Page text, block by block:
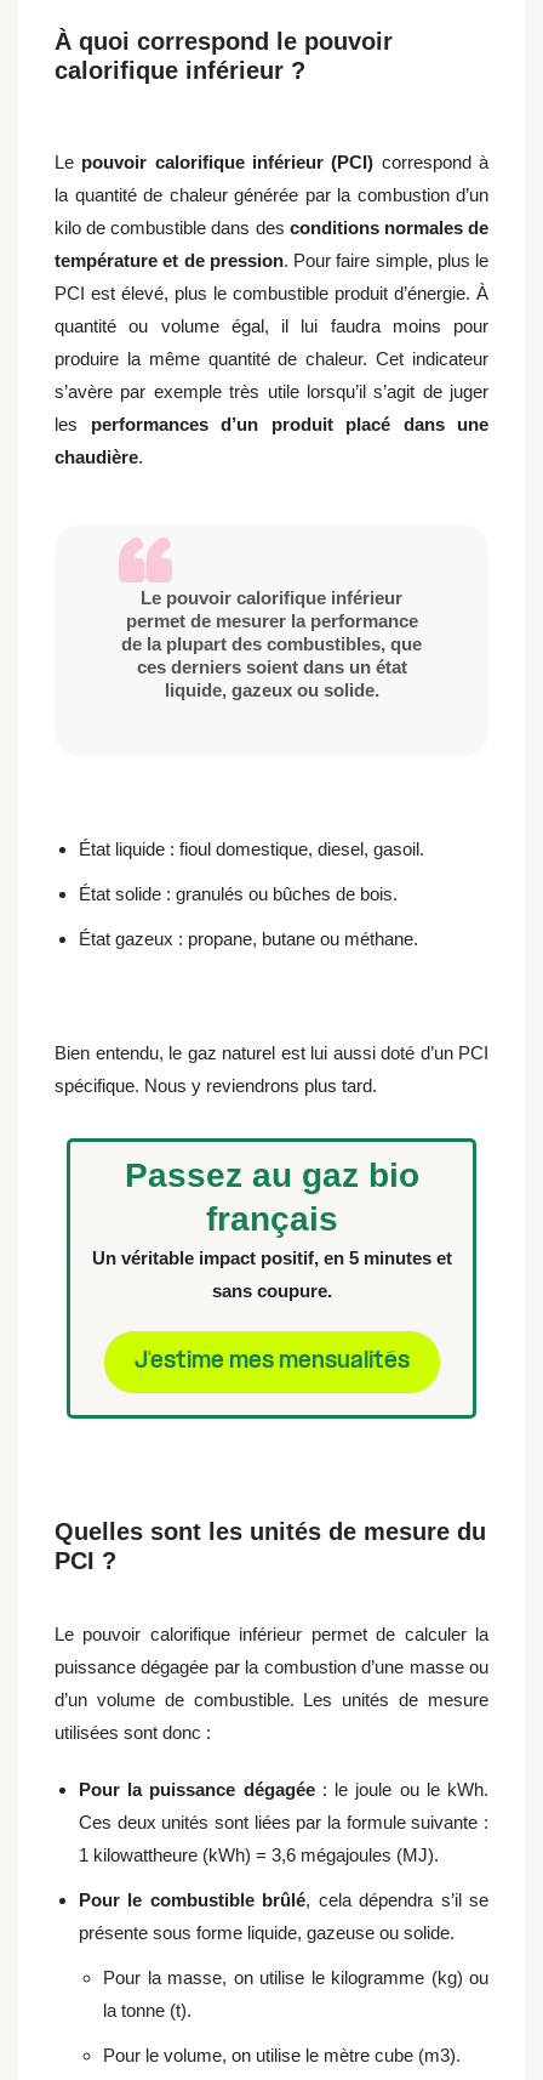
À quoi correspond le pouvoir
calorifique inférieur ?
Le pouvoir calorifique inférieur (PCI) correspond à
la quantité de chaleur générée par la combustion d’un
kilo de combustible dans des conditions normales de
température et de pression. Pour faire simple, plus le
PCI est élevé, plus le combustible produit d’énergie. À
quantité ou volume égal, il lui faudra moins pour
produire la même quantité de chaleur. Cet indicateur
s’avère par exemple très utile lorsqu’il s’agit de juger
les performances d’un produit placé dans une
chaudière.
Le pouvoir calorifique inférieur
permet de mesurer la performance
de la plupart des combustibles, que
ces derniers soient dans un état
liquide, gazeux ou solide.
État liquide : fioul domestique, diesel, gasoil.
État solide : granulés ou bûches de bois.
État gazeux : propane, butane ou méthane.
Bien entendu, le gaz naturel est lui aussi doté d’un PCI
spécifique. Nous y reviendrons plus tard.
Passez au gaz bio
français
Un véritable impact positif, en 5 minutes et
sans coupure.
J'estime mes mensualités
Quelles sont les unités de mesure du
PCI ?
Le pouvoir calorifique inférieur permet de calculer la
puissance dégagée par la combustion d’une masse ou
d’un volume de combustible. Les unités de mesure
utilisées sont donc :
Pour la puissance dégagée: le joule ou le kWh.
Ces deux unités sont liées par la formule suivante :
1 kilowattheure (kWh) = 3,6 mégajoules (MJ).
Pour le combustible brûlé, cela dépendra s’il se
présente sous forme liquide, gazeuse ou solide.
Pour la masse, on utilise le kilogramme (kg) ou
la tonne (t).
Pour le volume, on utilise le mètre cube (m3).